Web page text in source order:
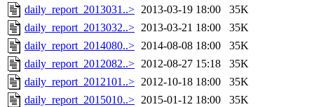
daily_report_2013031..> 2013-03-19 18:00
35K
daily_report_2013032..> 2013-03-21 18:00
35K
daily_report_2014080..> 2014-08-08 18:00
35K
daily_report_2012082..> 2012-08-27 15:18
35K
daily_report_2012101..> 2012-10-18 18:00
35K
daily_report_2015010..> 2015-01-12 18:00
35K